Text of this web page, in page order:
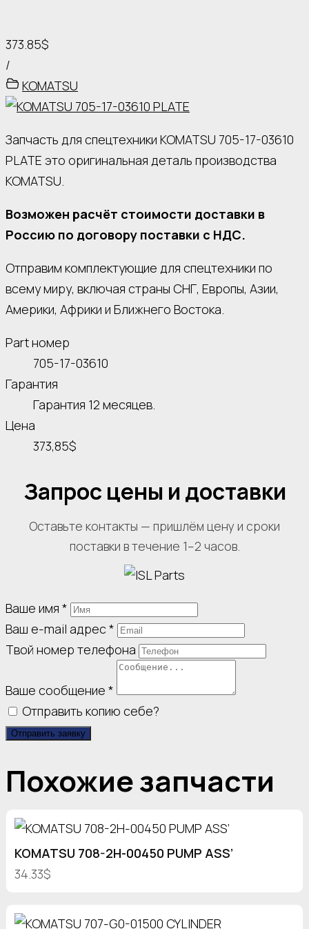
373.85$
/
KOMATSU
Запчасть для спецтехники KOMATSU 705-17-03610
PLATE это оригинальная деталь производства
KOMATSU.
Возможен расчёт стоимости доставки в
Россию по договору поставки с НДС.
Отправим комплектующие для спецтехники по
всему миру, включая страны СНГ, Европы, Азии,
Америки, Африки и Ближнего Востока.
Part номер
705-17-03610
Гарантия
Гарантия 12 месяцев.
Цена
373,85$
Запрос цены и доставки
Оставьте контакты — пришлём цену и сроки
поставки в течение 1–2 часов.
Ваше имя *
Ваш e-mail адрес*
Твой номер телефона
Ваше сообщение *
Отправить копию себе?
Отправить заявку
Похожие запчасти
KOMATSU 708-2H-00450 PUMP ASS’
34.33$